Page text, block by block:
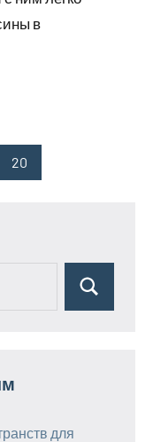
в
20
Поиск
для